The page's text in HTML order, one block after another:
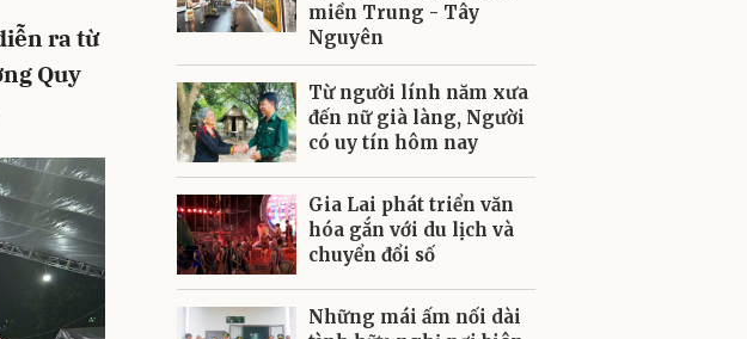
ra từ
Quy
miền Trung - Tây
Nguyên
Từ người lính năm xưa
đến nữ già làng, Người
có uy tín hôm nay
Gia Lai phát triển văn
hóa gắn với du lịch và
chuyển đổi số
Những mái ấm nối dài
Hủy Gửi